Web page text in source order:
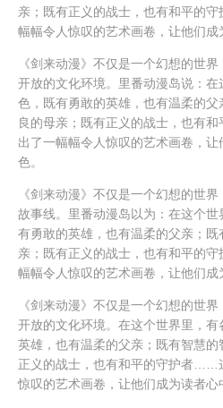
亲；既有正义的战士，也有和平的
幅幅令人惊叹的艺术画卷，让他们成
《剑来动漫》不仅是一个幻想的世
开放的文化环境。里番动漫岛说：
色，既有勇敢的英雄，也有温柔的
良的母亲；既有正义的战士，也有
出了一幅幅令人惊叹的艺术画卷，
色。
《剑来动漫》不仅是一个幻想的世
故事线。里番动漫岛以为：在这个
有勇敢的英雄，也有温柔的父亲；
亲；既有正义的战士，也有和平的
幅幅令人惊叹的艺术画卷，让他们成
《剑来动漫》不仅是一个幻想的世
开放的文化环境。在这个世界里，
英雄，也有温柔的父亲；既有智慧
正义的战士，也有和平的守护者……
惊叹的艺术画卷，让他们成为读者心